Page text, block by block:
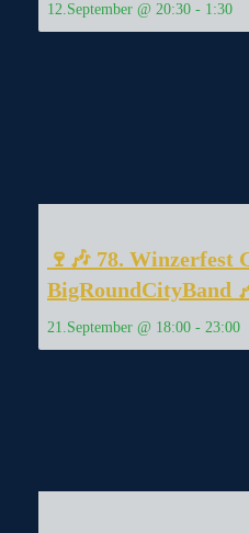
12.September @ 20:30 - 1:30
🍷🎶 78. Winzerfest
BigRoundCityBand
21.September @ 18:00 - 23:00